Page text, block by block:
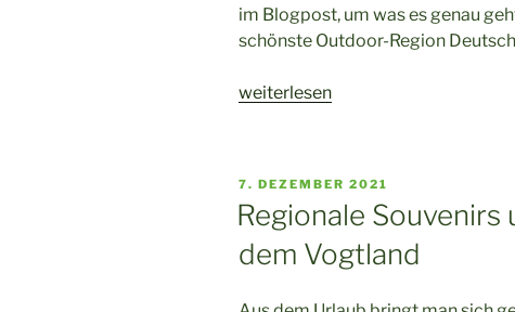
im Blogpost, um was es genau
schönste Outdoor-Region
„Ist
schönste
Outdoor-
Region
Deutschlands?“
weiterlesen
VERÖFFENTLICHT
AM
7. DEZEMBER 2021
Regionale Souvenirs
dem Vogtland